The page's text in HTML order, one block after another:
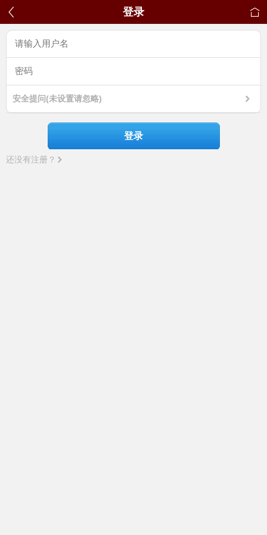
登录
安全提问(未设置请忽略)
登录
还没有注册？